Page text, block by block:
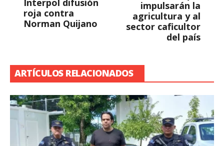
Interpol difusión
roja contra
Norman Quijano
impulsarán la
agricultura y al
sector caficultor
del país
ARTÍCULOS RELACIONADOS